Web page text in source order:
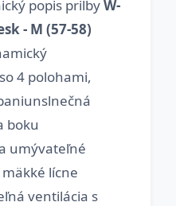
popis prilbyW-
- M (57-58)
4 polohami,
boku
umývateľné
lícne
ventilácia s